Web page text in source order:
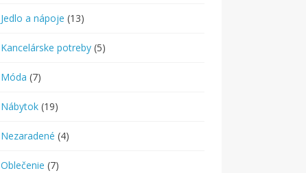
Jedlo a nápoje (13)
Kancelárske potreby (5)
Móda (7)
Nábytok (19)
Nezaradené (4)
Oblečenie (7)